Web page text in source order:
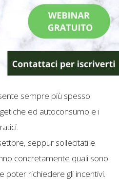
sempre più spesso
ed autoconsumo e i
seppur sollecitati e
concretamente quali sono
poter richiedere gli incentivi.